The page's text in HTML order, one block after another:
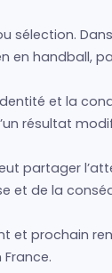
sélection.
en handball,
et la
résultat
et de la
et prochain